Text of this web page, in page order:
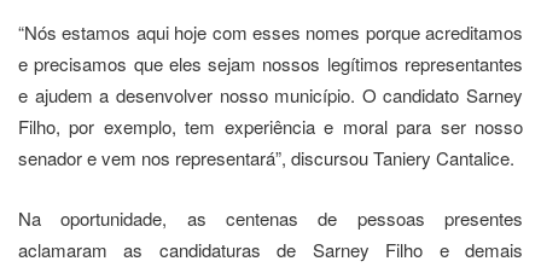
“Nós estamos aqui hoje com esses nomes porque acreditamos
e precisamos que eles sejam nossos legítimos representantes
e ajudem a desenvolver nosso município. O candidato Sarney
Filho, por exemplo, tem experiência e moral para ser nosso
senador e vem nos representará”, discursou Taniery Cantalice.
Na oportunidade, as centenas de pessoas presentes
aclamaram as candidaturas de Sarney Filho e demais